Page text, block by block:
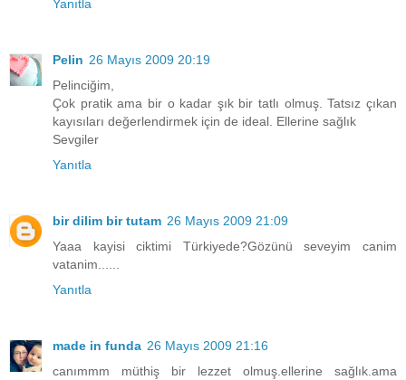
Yanıtla
Pelin 26 Mayıs 2009 20:19
Pelinciğim,
Çok pratik ama bir o kadar şık bir tatlı olmuş. Tatsız çıkan
kayısıları değerlendirmek için de ideal. Ellerine sağlık
Sevgiler
Yanıtla
bir dilim bir tutam 26 Mayıs 2009 21:09
Yaaa kayisi ciktimi Türkiyede?Gözünü seveyim canim
vatanim......
Yanıtla
made in funda 26 Mayıs 2009 21:16
canımmm müthiş bir lezzet olmuş.ellerine sağlık.ama